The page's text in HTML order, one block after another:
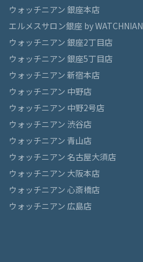
ウォッチニアン 銀座本店
エルメスサロン銀座 by WATCHNIAN
ウォッチニアン 銀座2丁目店
ウォッチニアン 銀座5丁目店
ウォッチニアン 新宿本店
ウォッチニアン 中野店
ウォッチニアン 中野2号店
ウォッチニアン 渋谷店
ウォッチニアン 青山店
ウォッチニアン 名古屋大須店
ウォッチニアン 大阪本店
ウォッチニアン 心斎橋店
ウォッチニアン 広島店